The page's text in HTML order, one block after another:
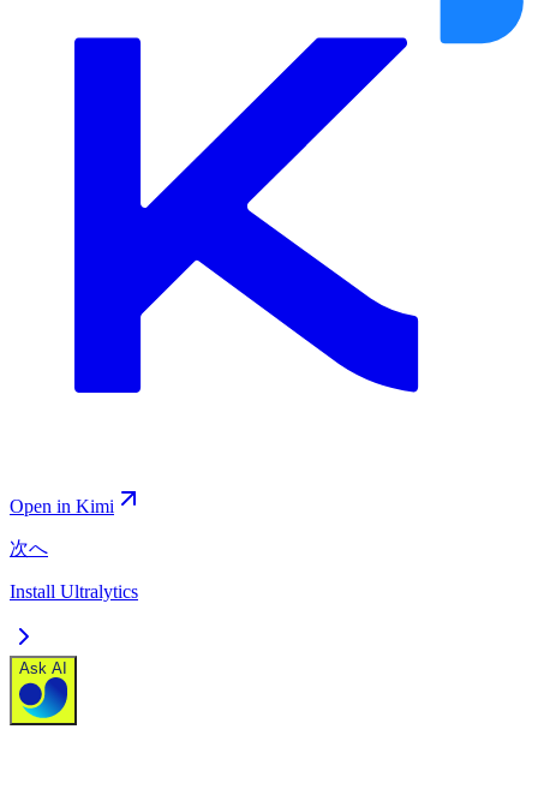
Open in Kimi
次へ
Install Ultralytics
Ask AI